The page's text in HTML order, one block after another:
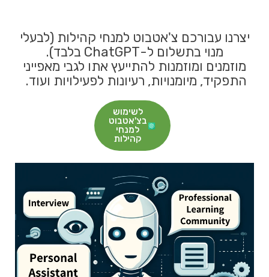
יצרנו עבורכם צ'אטבוט למנחי קהילות (לבעלי
מנוי בתשלום ל-ChatGPT בלבד).
מוזמנים ומוזמנות להתייעץ אתו לגבי מאפייני
התפקיד, מיומנויות, רעיונות לפעילויות ועוד.
לשימוש
בצ'אטבוט
למנחי
קהילות